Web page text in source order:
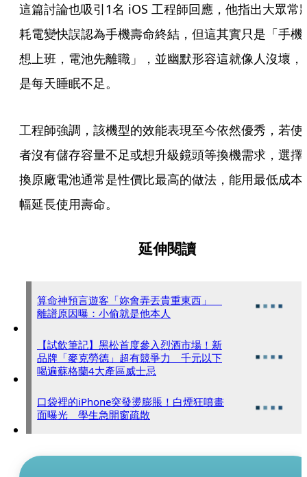
這篇討論也吸引1名 iOS 工程師回應，他指出大眾常
耗電變快誤認為手機壽命終結，但這其實只是「手機
想上班，電池先離職」，並幽默形容這就像人沒壞，
是每天睡眠不足。
工程師強調，該機型的效能表現至今依然優秀，若使
者沒有儲存容量不足或想升級鏡頭等換機需求，選擇
換原廠電池通常是性價比最高的做法，能用最低成本
幅延長使用壽命。
延伸閱讀
算命神預言遊客「妳會弄丟貴重東西」
離譜原因曝：小偷就是他本人
【試飲筆記】黑松首度參入烈酒市場！新
品牌「麥克勞德」超有競爭力 千元以下
喝遍蘇格蘭4大產區威士忌
口袋裡的iPhone突發燙膨脹！白煙狂噴畫
面曝光 學生急開窗疏散